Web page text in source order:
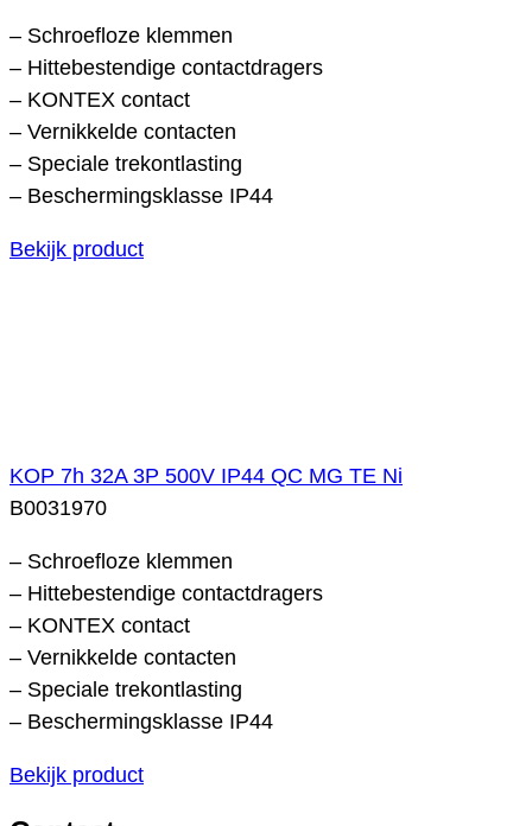
– Schroefloze klemmen
– Hittebestendige contactdragers
– KONTEX contact
– Vernikkelde contacten
– Speciale trekontlasting
– Beschermingsklasse IP44
Bekijk product
KOP 7h 32A 3P 500V IP44 QC MG TE Ni
B0031970
– Schroefloze klemmen
– Hittebestendige contactdragers
– KONTEX contact
– Vernikkelde contacten
– Speciale trekontlasting
– Beschermingsklasse IP44
Bekijk product